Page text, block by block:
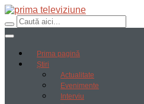
Prima pagină
Știri
Actualitate
Evenimente
Interviu